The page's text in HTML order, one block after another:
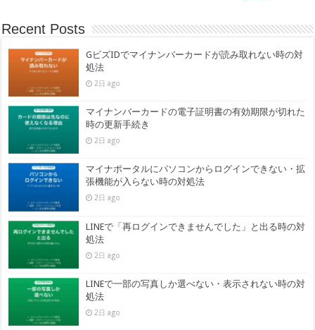
Recent Posts
GビズIDでマイナンバーカードが読み取れない時の対
処法
2日 ago
マイナンバーカードの電子証明書の有効期限が切れた
時の更新手続き
2日 ago
マイナポータルにパソコンからログインできない・拡
張機能が入らない時の対処法
2日 ago
LINEで「再ログインできませんでした」と出る時の対
処法
2日 ago
LINEで一部の写真しか選べない・表示されない時の対
処法
2日 ago